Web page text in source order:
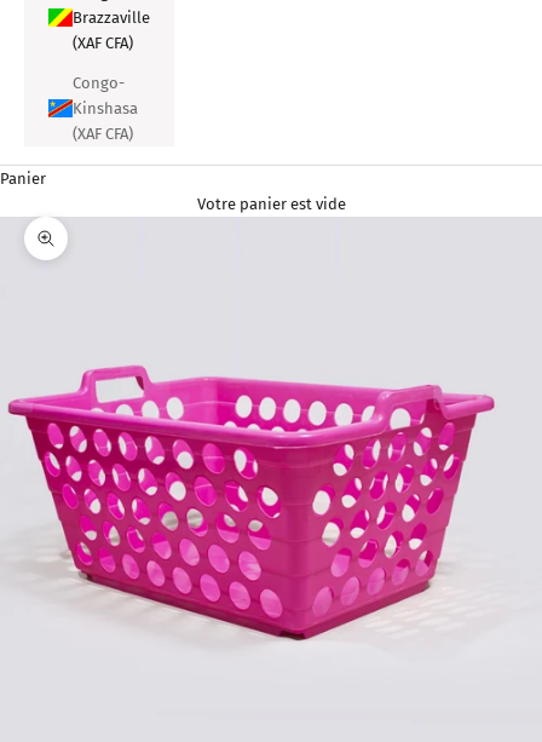
Brazzaville
(XAF CFA)
Congo-
Kinshasa
(XAF CFA)
Panier
Votre panier est vide
Zoomer sur l'image